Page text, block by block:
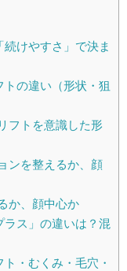
けやすさ」で決ま
の違い（形状・狙
フトを意識した形
ンを整えるか、顔
か、顔中心か
ラス」の違いは？混
・むくみ・毛穴・